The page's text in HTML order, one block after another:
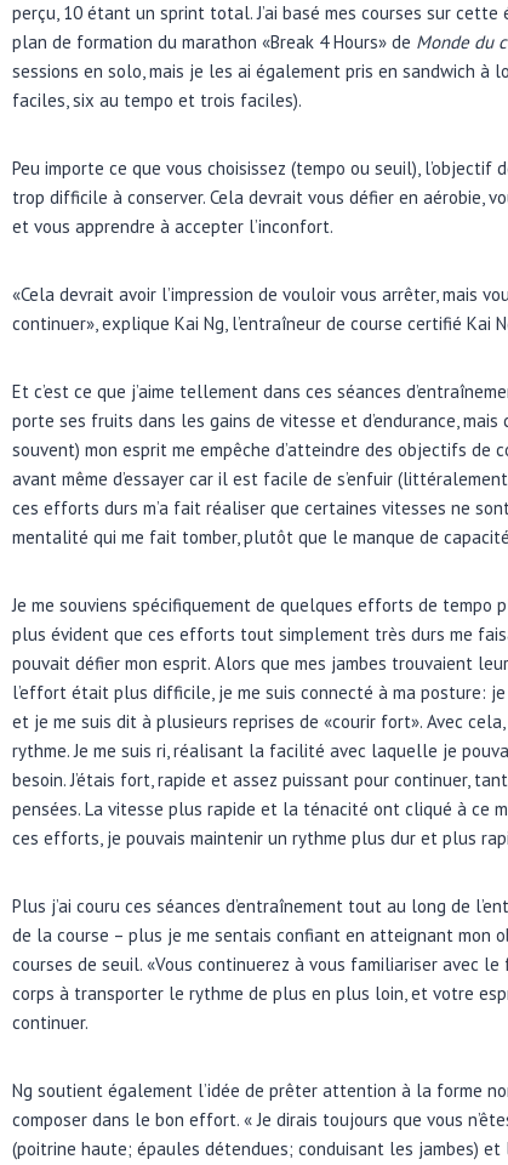
perçu, 10 étant un sprint total. J’ai basé mes courses sur
plan de formation du marathon «Break 4 Hours» de Monde du
sessions en solo, mais je les ai également pris en sandwich à
faciles, six au tempo et trois faciles).
Peu importe ce que vous choisissez (tempo ou seuil),
trop difficile à conserver. Cela devrait vous défier en aérobie,
et vous apprendre à accepter l’inconfort.
«Cela devrait avoir l’impression de vouloir vous arrêter, mais
continuer», explique Kai Ng, l’entraîneur de course certifié Kai
Et c’est ce que j’aime tellement dans ces séances
porte ses fruits dans les gains de vitesse et d’endurance, mais
souvent) mon esprit me empêche d’atteindre des objectifs de
avant même d’essayer car il est facile de s’enfuir
ces efforts durs m’a fait réaliser que certaines vitesses ne
mentalité qui me fait tomber, plutôt que le manque de
Je me souviens spécifiquement de quelques efforts de tempo
plus évident que ces efforts tout simplement très durs me
pouvait défier mon esprit. Alors que mes jambes trouvaient
l’effort était plus difficile, je me suis connecté à ma posture:
et je me suis dit à plusieurs reprises de «courir fort». Avec
rythme. Je me suis ri, réalisant la facilité avec laquelle je
besoin. J’étais fort, rapide et assez puissant pour continuer,
pensées. La vitesse plus rapide et la ténacité ont cliqué à ce
ces efforts, je pouvais maintenir un rythme plus dur et plus
Plus j’ai couru ces séances d’entraînement tout au long de
de la course – plus je me sentais confiant en atteignant mon
courses de seuil. «Vous continuerez à vous familiariser avec
corps à transporter le rythme de plus en plus loin, et votre
continuer.
Ng soutient également l’idée de prêter attention à la forme
composer dans le bon effort. « Je dirais toujours que vous
(poitrine haute; épaules détendues; conduisant les jambes)